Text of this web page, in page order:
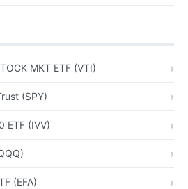
MKT ETF (VTI)
(SPY)
ETF (IVV)
(EFA)